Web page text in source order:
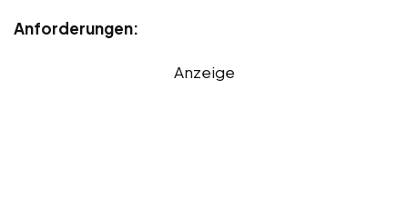
Anforderungen:
Anzeige